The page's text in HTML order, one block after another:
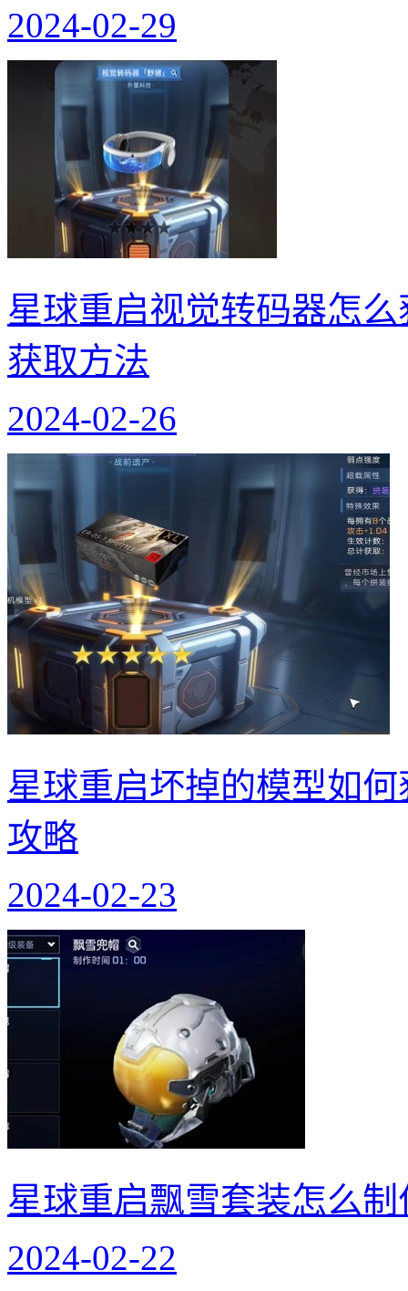
2024-02-29
星球重启视觉转码器怎
获取方法
2024-02-26
星球重启坏掉的模型如
攻略
2024-02-23
星球重启飘雪套装怎么
2024-02-22